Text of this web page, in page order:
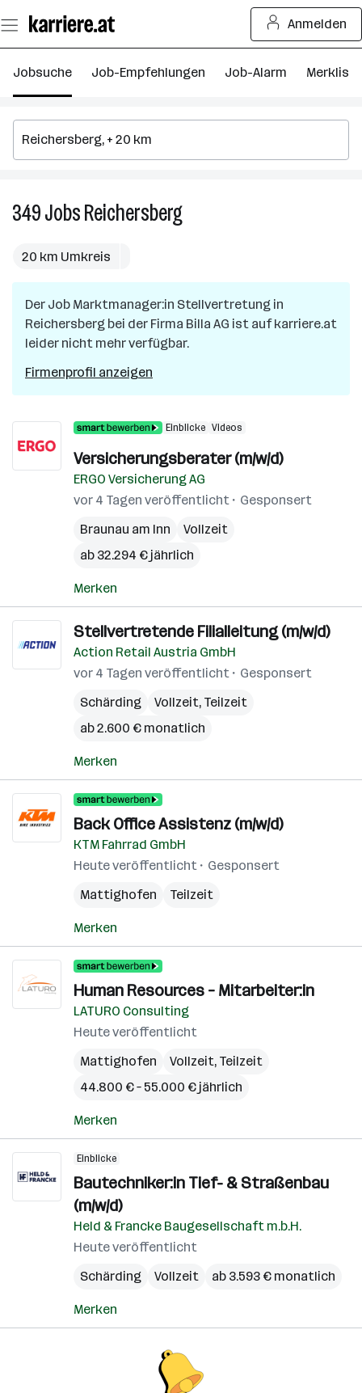
Seiteninhalt
springen
Anmelden
Jobsuche Job-Empfehlungen Job-Alarm Merkliste
349JobsReichersberg349
Jobs
20 km Umkreis
Der Job Marktmanager:in Stellvertretung in
Reichersberg bei der Firma Billa AG ist auf karriere.at
leider nicht mehr verfügbar.
Firmenprofil anzeigen
Einblicke Videos
Versicherungsberater (m/w/d)
ERGO Versicherung AG
vor 4 Tagen veröffentlicht
Gesponsert
Braunau am Inn
Vollzeit
ab 32.294 € jährlich
Merken
Stellvertretende Filialleitung (m/w/d)
Action Retail Austria GmbH
vor 4 Tagen veröffentlicht
Gesponsert
Schärding
Vollzeit, Teilzeit
ab 2.600 € monatlich
Merken
Back Office Assistenz (m/w/d)
KTM Fahrrad GmbH
Heute veröffentlicht
Gesponsert
Mattighofen
Teilzeit
Merken
Human Resources – Mitarbeiter:in
LATURO Consulting
Heute veröffentlicht
Mattighofen
Vollzeit, Teilzeit
44.800 € – 55.000 € jährlich
Merken
Einblicke
Bautechniker:in Tief- & Straßenbau
(m/w/d)
Held & Francke Baugesellschaft m.b.H.
Heute veröffentlicht
Schärding
Vollzeit ab 3.593 € monatlich
Merken